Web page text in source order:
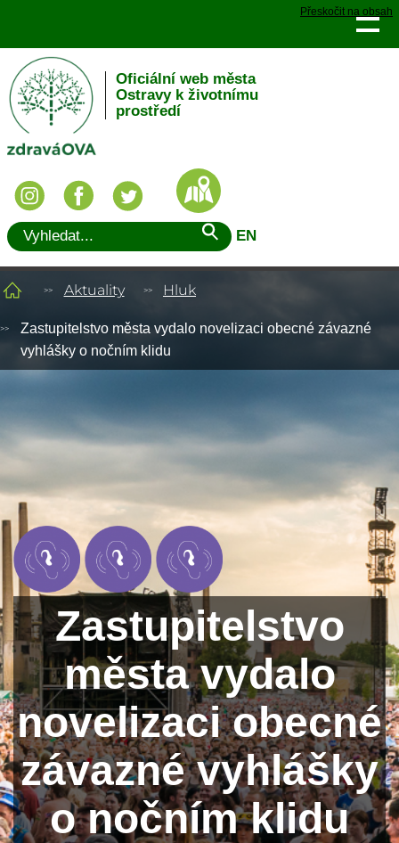
Přeskočit na obsah
Oficiální web města
Ostravy k životnímu
prostředí
EN
Aktuality Hluk
Zastupitelstvo města vydalo novelizaci obecné závazné
vyhlášky o nočním klidu
Zastupitelstvo
města vydalo
novelizaci obecné
závazné vyhlášky
o nočním klidu